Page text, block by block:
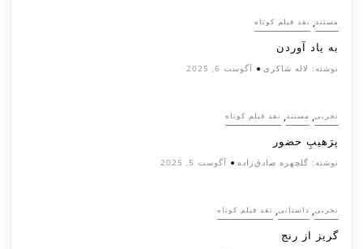
مستند, نقد فیلم کوتاه
به یاد آوردن
نوشته: لاله شاکری آگوست 6, 2025
تجربی, مستند, نقد فیلم کوتاه
پرَهیب‌ِ حضور
نوشته: گلچهره صادق‌زاده آگوست 5, 2025
تجربی, داستانی, نقد فیلم کوتاه
گریز از رنج